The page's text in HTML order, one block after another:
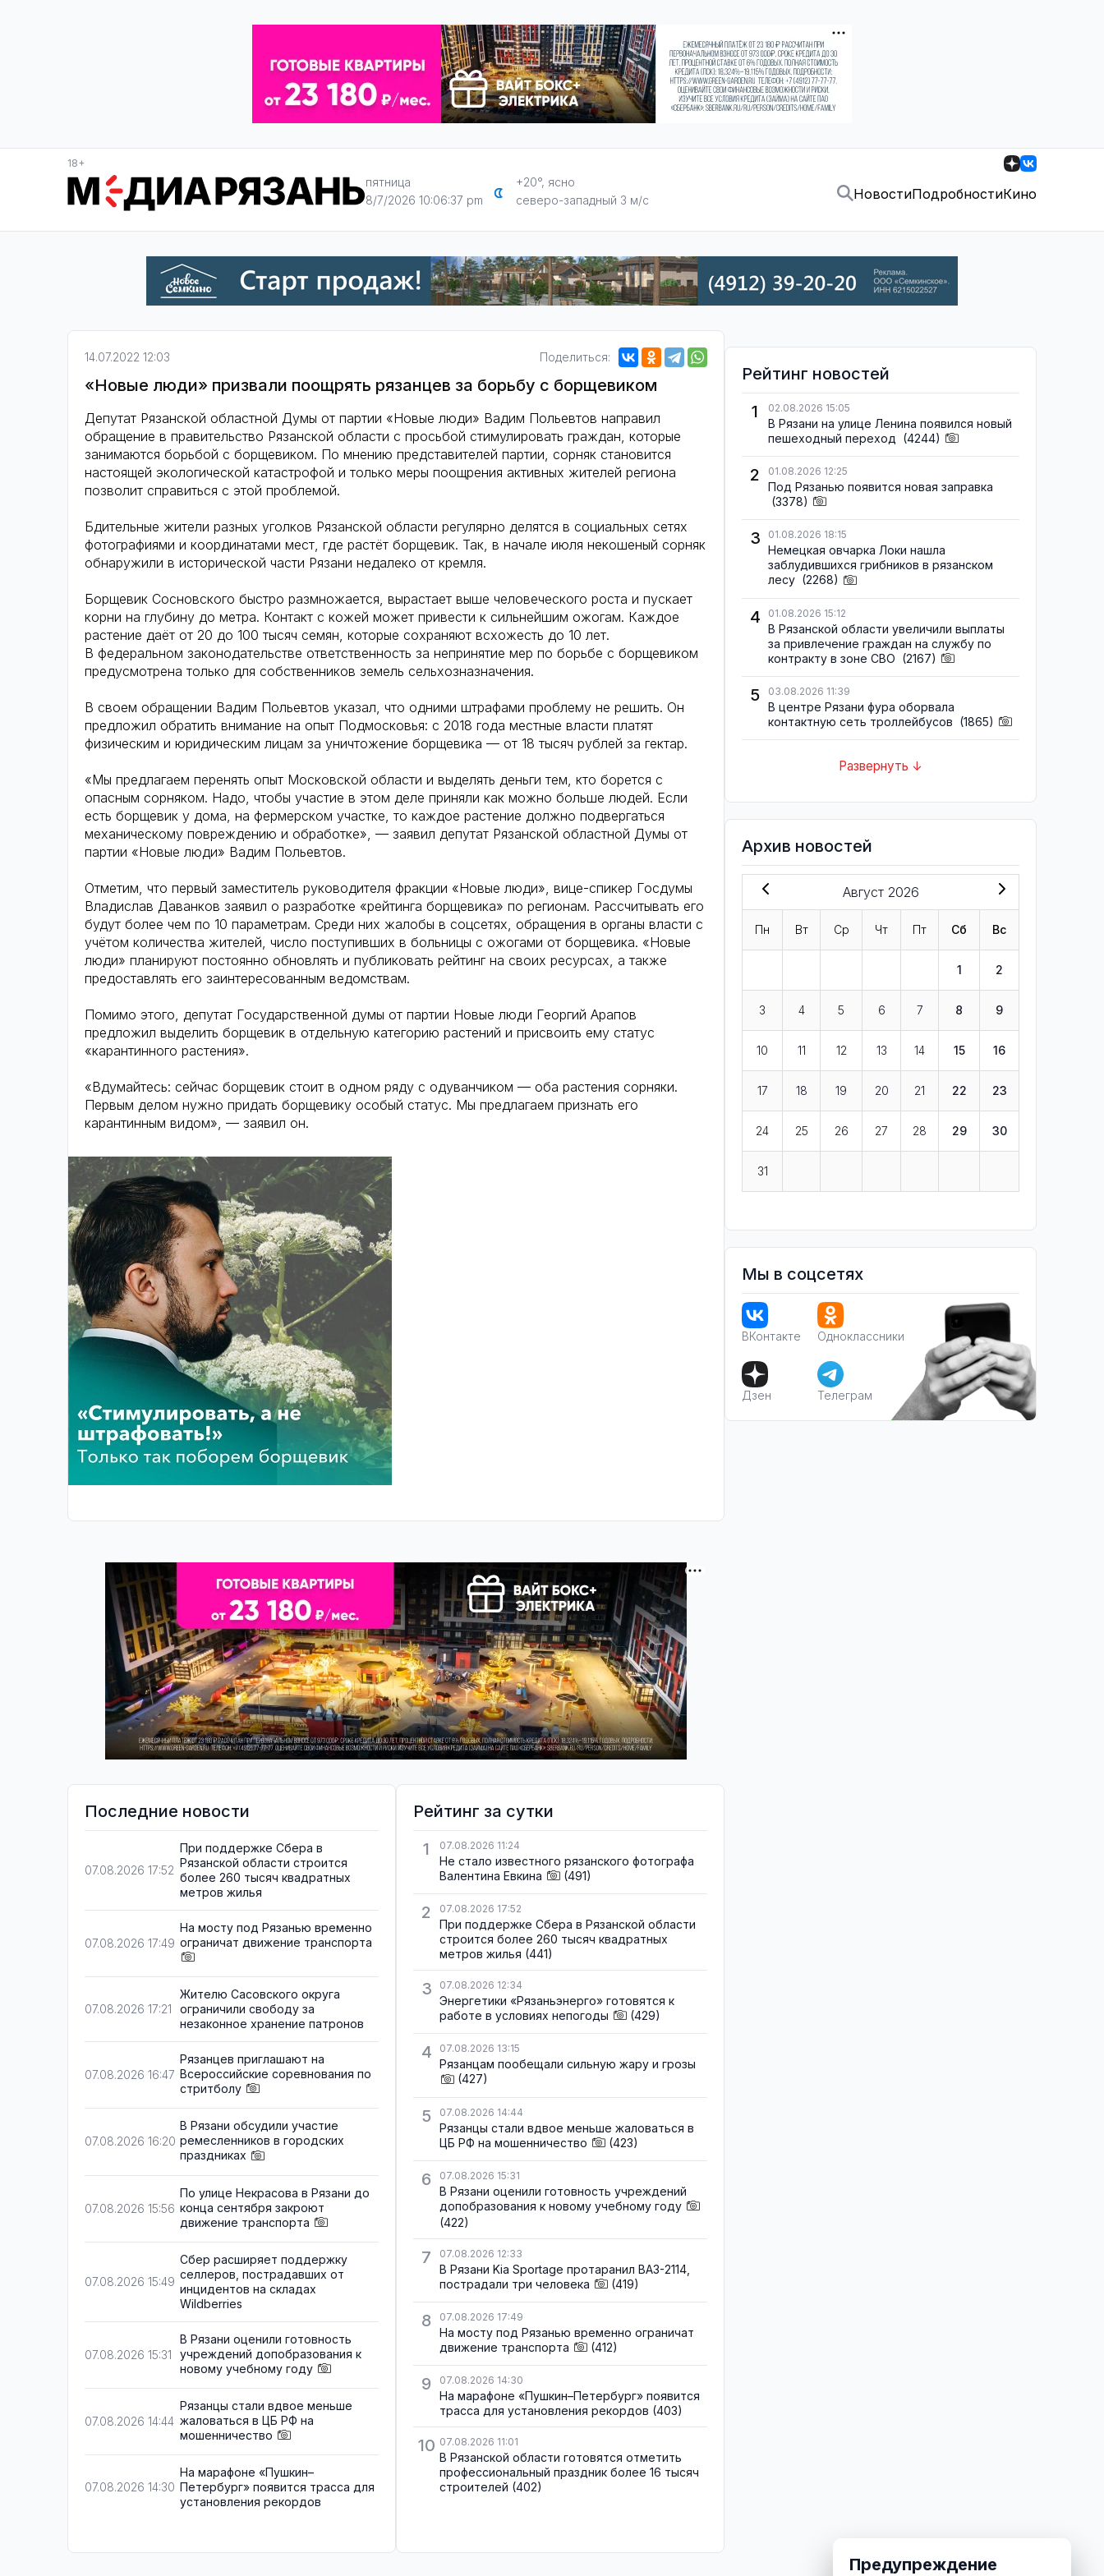
18+
пятница
8/7/2026 10:06:38 pm
+20°, ясно
северо-западный 3 м/с
НовостиПодробностиКино
14.07.2022 12:03 Поделиться:
«Новые люди» призвали поощрять рязанцев за борьбу с борщевиком
Депутат Рязанской областной Думы от партии «Новые люди» Вадим Польевтов направил
обращение в правительство Рязанской области с просьбой стимулировать граждан, которые
занимаются борьбой с борщевиком. По мнению представителей партии, сорняк становится
настоящей экологической катастрофой и только меры поощрения активных жителей региона
позволит справиться с этой проблемой.
Бдительные жители разных уголков Рязанской области регулярно делятся в социальных сетях
фотографиями и координатами мест, где растёт борщевик. Так, в начале июля некошеный сорняк
обнаружили в исторической части Рязани недалеко от кремля.
Борщевик Сосновского быстро размножается, вырастает выше человеческого роста и пускает
корни на глубину до метра. Контакт с кожей может привести к сильнейшим ожогам. Каждое
растение даёт от 20 до 100 тысяч семян, которые сохраняют всхожесть до 10 лет.
В федеральном законодательстве ответственность за непринятие мер по борьбе с борщевиком
предусмотрена только для собственников земель сельхозназначения.
В своем обращении Вадим Польевтов указал, что одними штрафами проблему не решить. Он
предложил обратить внимание на опыт Подмосковья: с 2018 года местные власти платят
физическим и юридическим лицам за уничтожение борщевика — от 18 тысяч рублей за гектар.
«Мы предлагаем перенять опыт Московской области и выделять деньги тем, кто борется с
опасным сорняком. Надо, чтобы участие в этом деле приняли как можно больше людей. Если
есть борщевик у дома, на фермерском участке, то каждое растение должно подвергаться
механическому повреждению и обработке», — заявил депутат Рязанской областной Думы от
партии «Новые люди» Вадим Польевтов.
Отметим, что первый заместитель руководителя фракции «Новые люди», вице-спикер Госдумы
Владислав Даванков заявил о разработке «рейтинга борщевика» по регионам. Рассчитывать его
будут более чем по 10 параметрам. Среди них жалобы в соцсетях, обращения в органы власти с
учётом количества жителей, число поступивших в больницы с ожогами от борщевика. «Новые
люди» планируют постоянно обновлять и публиковать рейтинг на своих ресурсах, а также
предоставлять его заинтересованным ведомствам.
Помимо этого, депутат Государственной думы от партии Новые люди Георгий Арапов
предложил выделить борщевик в отдельную категорию растений и присвоить ему статус
«карантинного растения».
«Вдумайтесь: сейчас борщевик стоит в одном ряду с одуванчиком — оба растения сорняки.
Первым делом нужно придать борщевику особый статус. Мы предлагаем признать его
карантинным видом», — заявил он.
Последние новости
07.08.2026 17:52
При поддержке Сбера в
Рязанской области строится
более 260 тысяч квадратных
метров жилья
07.08.2026 17:49
На мосту под Рязанью временно
ограничат движение транспорта
07.08.2026 17:21
Жителю Сасовского округа
ограничили свободу за
незаконное хранение патронов
07.08.2026 16:47
Рязанцев приглашают на
Всероссийские соревнования по
стритболу
07.08.2026 16:20
В Рязани обсудили участие
ремесленников в городских
праздниках
07.08.2026 15:56
По улице Некрасова в Рязани до
конца сентября закроют
движение транспорта
07.08.2026 15:49
Сбер расширяет поддержку
селлеров, пострадавших от
инцидентов на складах
Wildberries
07.08.2026 15:31
В Рязани оценили готовность
учреждений допобразования к
новому учебному году
07.08.2026 14:44
Рязанцы стали вдвое меньше
жаловаться в ЦБ РФ на
мошенничество
07.08.2026 14:30
На марафоне «Пушкин–
Петербург» появится трасса для
установления рекордов
Рейтинг за сутки
1
07.08.2026 11:24
Не стало известного рязанского фотографа
Валентина Евкина
(491)
2 07.08.2026 17:52
При поддержке Сбера в Рязанской области
строится более 260 тысяч квадратных
метров жилья (441)
3 07.08.2026 12:34
Энергетики «Рязаньэнерго» готовятся к
работе в условиях непогоды
(429)
4 07.08.2026 13:15
Рязанцам пообещали сильную жару и грозы
(427)
5 07.08.2026 14:44
Рязанцы стали вдвое меньше жаловаться в
ЦБ РФ на мошенничество
(423)
6 07.08.2026 15:31
В Рязани оценили готовность учреждений
допобразования к новому учебному году
(422)
7 07.08.2026 12:33
В Рязани Kia Sportage протаранил ВАЗ-2114,
пострадали три человека
(419)
8 07.08.2026 17:49
На мосту под Рязанью временно ограничат
движение транспорта
(412)
9 07.08.2026 14:30
На марафоне «Пушкин–Петербург» появится
трасса для установления рекордов (403)
10 07.08.2026 11:01
В Рязанской области готовятся отметить
профессиональный праздник более 16 тысяч
строителей (402)
Рейтинг новостей
1
02.08.2026 15:05
В Рязани на улице Ленина появился новый
пешеходный переход (4244)
2 01.08.2026 12:25
Под Рязанью появится новая заправка
(3378)
3 01.08.2026 18:15
Немецкая овчарка Локи нашла
заблудившихся грибников в рязанском
лесу (2268)
4 01.08.2026 15:12
В Рязанской области увеличили выплаты
за привлечение граждан на службу по
контракту в зоне СВО (2167)
5 03.08.2026 11:39
В центре Рязани фура оборвала
контактную сеть троллейбусов (1865)
Развернуть ↓
Архив новостей
Август 2026
Пн Вт Ср Чт Пт Сб Вс
1 2
3 4 5 6 7 8 9
10 11 12 13 14 15 16
17 18 19 20 21 22 23
24 25 26 27 28 29 30
31
Мы в соцсетях
ВКонтакте Одноклассники
Дзен Телеграм
Предупреждение